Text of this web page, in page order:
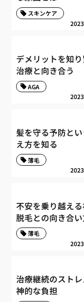
スキンケア
デメリットを知り
治療と向き合う
AGA
髪を守る予防と
え方を知る
薄毛
不安を乗り越え
脱毛との向き合
薄毛
治療継続のスト
神的な負担